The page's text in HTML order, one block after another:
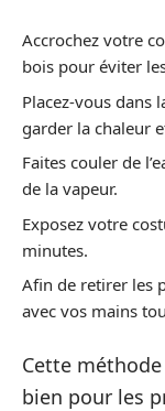
Accrochez votre
bois pour éviter
Placez-vous dans
garder la chaleur
Faites couler de
de la vapeur.
Exposez votre
minutes.
Afin de retirer les
avec vos mains
Cette
bien pour les